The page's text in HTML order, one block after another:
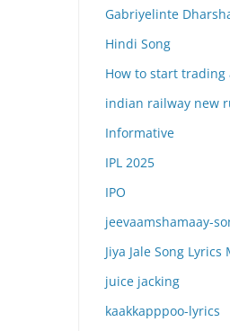
Gabriyelinte
Hindi Song
How to start
indian railway new
Informative
IPL 2025
IPO
jeevaamshamaay-
Jiya Jale Song Lyrics
juice jacking
kaakkapppoo-lyrics